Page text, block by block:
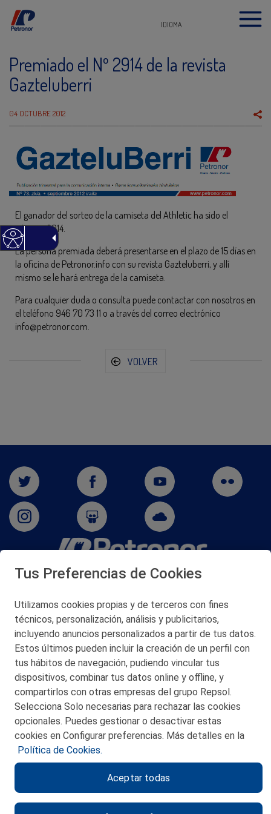
IDIOMA
Premiado el Nº 2914 de la revista
Gazteluberri
04 OCTUBRE 2012
El ganador del sorteo de la camiseta del Athletic ha sido el
número 2914.
La persona premiada deberá presentarse en el plazo de 15 días en
la oficina de Petronor.info con su revista Gazteluberri, y allí
mismo se le hará entrega de la camiseta.
Para cualquier duda o consulta puede contactar con nosotros en
el teléfono 946 70 73 11 o a través del correo electrónico
info@petronor.com.
VOLVER
San Martín 5-Edificio Muñatones,
© 2026 Petronor S.A.
CONTACTO
MAPA WEB
POLITICA DE PRIVACIDAD
POLITICA DE COOKIES
CANAL DE ÉTICA
Tus Preferencias de Cookies
Utilizamos cookies propias y de terceros con fines
técnicos, personalización, análisis y publicitarios,
incluyendo anuncios personalizados a partir de tus datos.
Estos últimos pueden incluir la creación de un perfil con
tus hábitos de navegación, pudiendo vincular tus
dispositivos, combinar tus datos online y offline, y
compartirlos con otras empresas del grupo Repsol.
Selecciona Solo necesarias para rechazar las cookies
opcionales. Puedes gestionar o desactivar estas
cookies en Configurar preferencias. Más detalles en la
Política de Cookies.
Aceptar todas